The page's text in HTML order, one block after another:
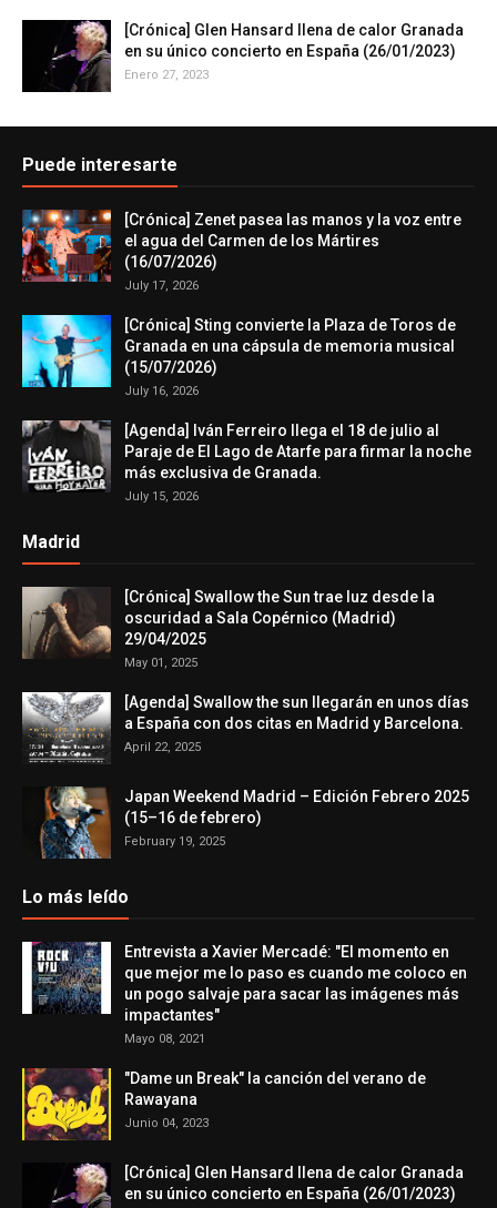
[Crónica] Glen Hansard llena de calor Granada
en su único concierto en España (26/01/2023)
Enero 27, 2023
Puede interesarte
[Crónica] Zenet pasea las manos y la voz entre
el agua del Carmen de los Mártires
(16/07/2026)
July 17, 2026
[Crónica] Sting convierte la Plaza de Toros de
Granada en una cápsula de memoria musical
(15/07/2026)
July 16, 2026
[Agenda] Iván Ferreiro llega el 18 de julio al
Paraje de El Lago de Atarfe para firmar la noche
más exclusiva de Granada.
July 15, 2026
Madrid
[Crónica] Swallow the Sun trae luz desde la
oscuridad a Sala Copérnico (Madrid)
29/04/2025
May 01, 2025
[Agenda] Swallow the sun llegarán en unos días
a España con dos citas en Madrid y Barcelona.
April 22, 2025
Japan Weekend Madrid – Edición Febrero 2025
(15–16 de febrero)
February 19, 2025
Lo más leído
Entrevista a Xavier Mercadé: "El momento en
que mejor me lo paso es cuando me coloco en
un pogo salvaje para sacar las imágenes más
impactantes"
Mayo 08, 2021
"Dame un Break" la canción del verano de
Rawayana
Junio 04, 2023
[Crónica] Glen Hansard llena de calor Granada
en su único concierto en España (26/01/2023)